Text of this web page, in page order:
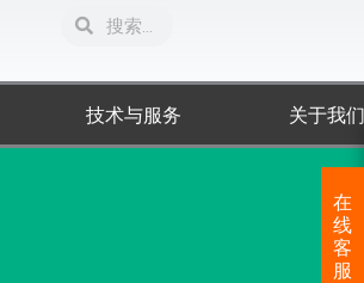
SearchSearch
技术与服务 关于我们
在
线
客
服